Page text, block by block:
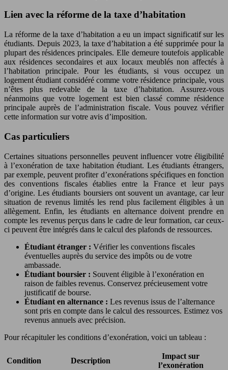
Lien avec la réforme de la taxe d’habitation
La réforme de la taxe d’habitation a eu un impact significatif sur les
étudiants. Depuis 2023, la taxe d’habitation a été supprimée pour la
plupart des résidences principales. Elle demeure toutefois applicable
aux résidences secondaires et aux locaux meublés non affectés à
l’habitation principale. Pour les étudiants, si vous occupez un
logement étudiant considéré comme votre résidence principale, vous
n’êtes plus redevable de la taxe d’habitation. Assurez-vous
néanmoins que votre logement est bien classé comme résidence
principale auprès de l’administration fiscale. Vous pouvez vérifier
cette information sur votre avis d’imposition.
Cas particuliers
Certaines situations personnelles peuvent influencer votre éligibilité
à l’exonération de taxe habitation étudiant. Les étudiants étrangers,
par exemple, peuvent profiter d’exonérations spécifiques en fonction
des conventions fiscales établies entre la France et leur pays
d’origine. Les étudiants boursiers ont souvent un avantage, car leur
situation de revenus limités les rend plus facilement éligibles à un
allègement. Enfin, les étudiants en alternance doivent prendre en
compte les revenus perçus dans le cadre de leur formation, car ceux-
ci peuvent être intégrés dans le calcul des plafonds de ressources.
Étudiant étranger : Vérifier les conventions fiscales
éventuelles auprès du service des impôts ou de votre
ambassade.
Étudiant boursier : Souvent éligible à l’exonération en
raison de faibles revenus. Conservez précieusement votre
justificatif de bourse.
Étudiant en alternance : Les revenus issus de l’alternance
sont pris en compte dans le calcul des ressources. Estimez vos
revenus annuels avec précision.
Pour récapituler les conditions d’exonération, voici un tableau :
Condition Description
Impact sur
l’exonération